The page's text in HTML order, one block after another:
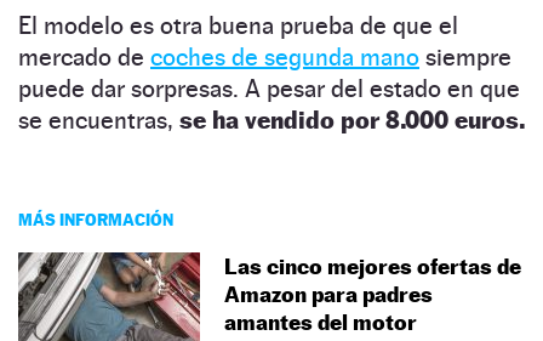
El modelo es otra buena prueba de que el
mercado de coches de segunda mano siempre
puede dar sorpresas. A pesar del estado en que
se encuentras, se ha vendido por 8.000 euros.
MÁS INFORMACIÓN
Las cinco mejores ofertas de
Amazon para padres
amantes del motor